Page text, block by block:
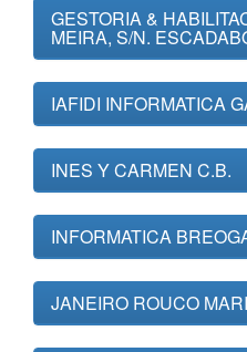
GESTORIA &
MEIRA, S/N.
IAFIDI INFORMATICA
INES Y CARMEN C.B.
INFORMATICA
JANEIRO ROUCO